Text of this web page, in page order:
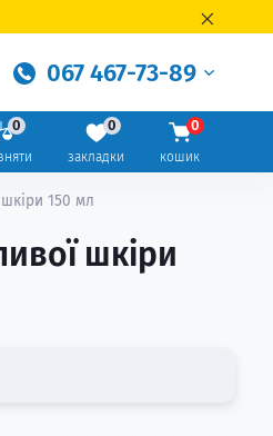
067 467-73-89
0
закладки
0
кошик
0
150 мл
шкіри